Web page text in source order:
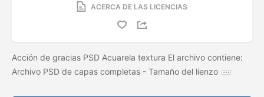
ACERCA DE LAS LICENCIAS
Acción de gracias PSD Acuarela textura El archivo contiene:
Archivo PSD de capas completas - Tamaño del lienzo